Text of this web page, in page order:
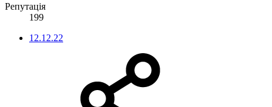
Репутація
199
12.12.22